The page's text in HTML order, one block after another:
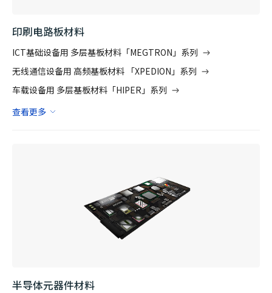
印刷电路板材料
ICT基础设备用 多层基板材料「MEGTRON」系列
无线通信设备用 高频基板材料 「XPEDION」系列
车载设备用 多层基板材料「HIPER」系列
查看更多
半导体元器件材料